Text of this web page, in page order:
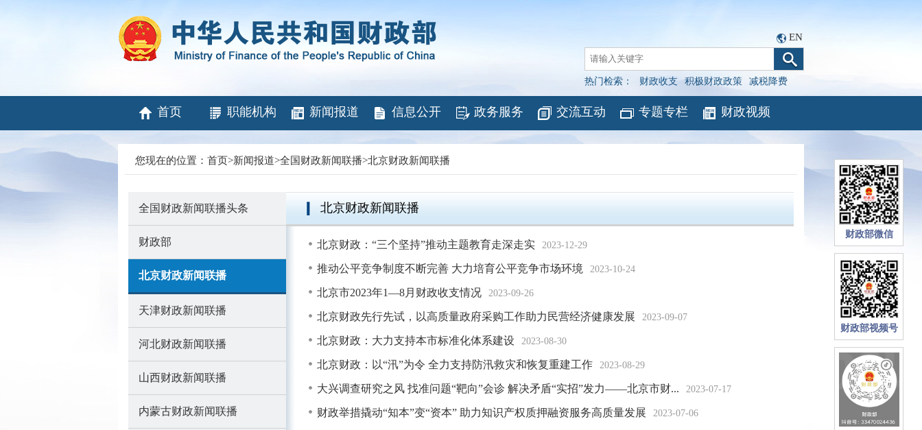
EN
热门检索： 财政收支 积极财政政策 减税降费
首页 职能机构 新闻报道 信息公开 政务服务 交流互动 专题专栏 财政视频
您现在的位置： 首页>新闻报道>全国财政新闻联播>北京财政新闻联播
全国财政新闻联播头条
财政部
北京财政新闻联播
天津财政新闻联播
河北财政新闻联播
山西财政新闻联播
内蒙古财政新闻联播
北京财政新闻联播
北京财政：“三个坚持”推动主题教育走深走实 2023-12-29
推动公平竞争制度不断完善 大力培育公平竞争市场环境 2023-10-24
北京市2023年1—8月财政收支情况 2023-09-26
北京财政先行先试，以高质量政府采购工作助力民营经济健康发展 2023-09-07
北京财政：大力支持本市标准化体系建设 2023-08-30
北京财政：以“汛”为令 全力支持防汛救灾和恢复重建工作 2023-08-29
大兴调查研究之风 找准问题“靶向”会诊 解决矛盾“实招”发力——北京市财... 2023-07-17
财政举措撬动“知本”变“资本” 助力知识产权质押融资服务高质量发展 2023-07-06
财政部微信
财政部视频号